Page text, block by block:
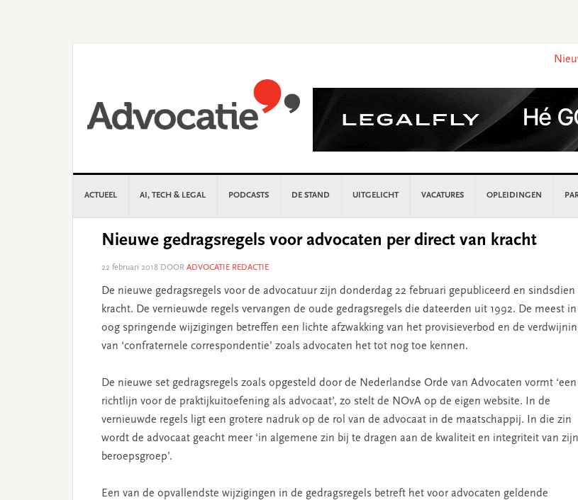
ACTUEEL AI, TECH & LEGAL PODCASTS DE STAND UITGELICHT VACATURES OPLEIDINGEN
Nieuwe gedragsregels voor advocaten per direct van kracht
22 februari 2018 DOOR ADVOCATIE REDACTIE
De nieuwe gedragsregels voor de advocatuur zijn donderdag 22 februari gepubliceerd en sindsdien
kracht. De vernieuwde regels vervangen de oude gedragsregels die dateerden uit 1992. De meest
oog springende wijzigingen betreffen een lichte afzwakking van het provisieverbod en de
van ‘confraternele correspondentie’ zoals advocaten het tot nog toe kennen.
De nieuwe set gedragsregels zoals opgesteld door de Nederlandse Orde van Advocaten vormt ‘een
richtlijn voor de praktijkuitoefening als advocaat’, zo stelt de NOvA op de eigen website. In de
vernieuwde regels ligt een grotere nadruk op de rol van de advocaat in de maatschappij. In die zin
wordt de advocaat geacht meer ‘in algemene zin bij te dragen aan de kwaliteit en integriteit van zijn
beroepsgroep’.
Een van de opvallendste wijzigingen in de gedragsregels betreft het voor advocaten geldende